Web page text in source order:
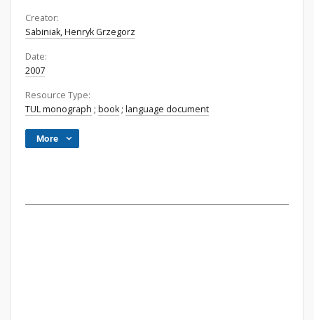
Creator:
Sabiniak, Henryk Grzegorz
Date:
2007
Resource Type:
TUL monograph ; book; language document
More